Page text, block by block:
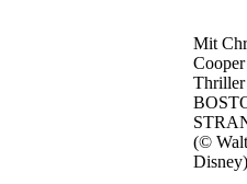
Mit
Thriller
(© Walt
Disney)